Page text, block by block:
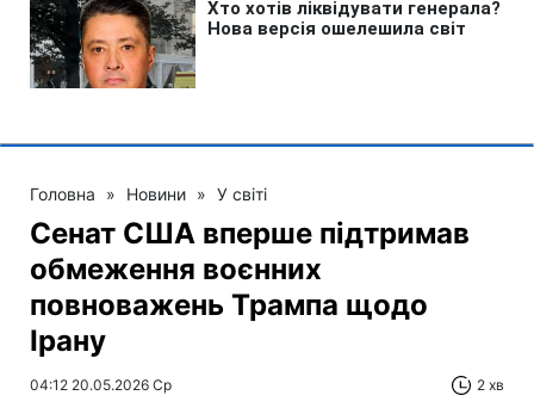
Головна » Новини » У світі
Сенат США вперше підтримав
обмеження воєнних
повноважень Трампа щодо
Ірану
04:12 20.05.2026 Ср 2 хв